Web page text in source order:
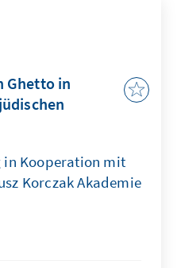
Ghetto in
in Kooperation mit
Korczak Akademie